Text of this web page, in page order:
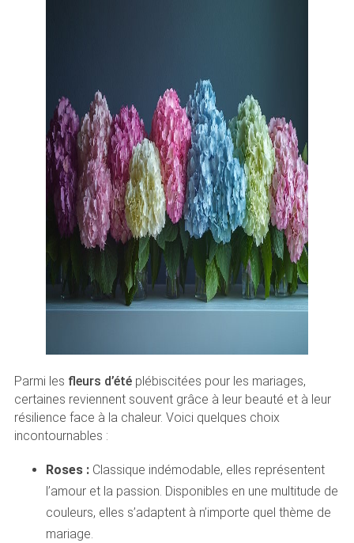
Parmi les fleurs d’étéplébiscitées pour les mariages,
certaines reviennent souvent grâce à leur beauté et à leur
résilience face à la chaleur. Voici quelques choix
incontournables :
Roses :Classique indémodable, elles représentent
l’amour et la passion. Disponibles en une multitude de
couleurs, elles s’adaptent à n’importe quel thème de
mariage.